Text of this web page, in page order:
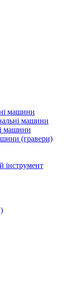
машини
машини
машини
(гравери)
інструмент